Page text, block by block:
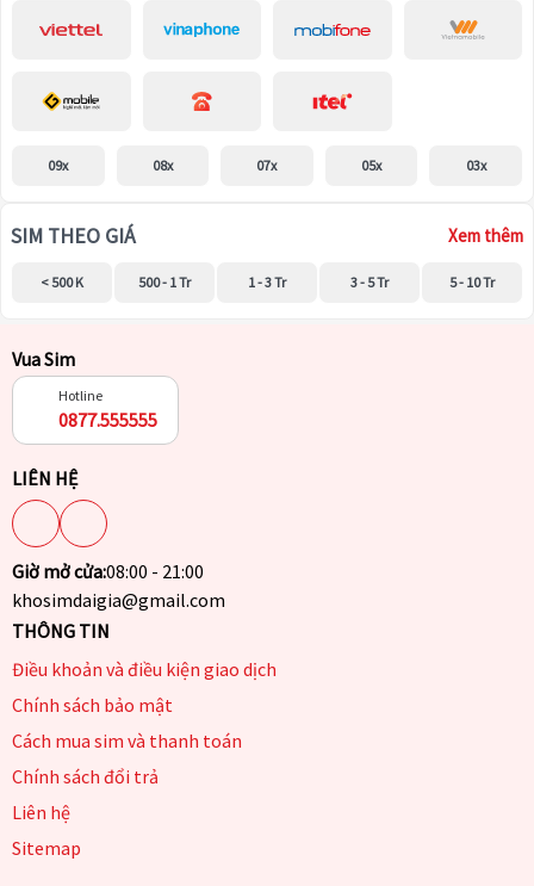
09x 08x 07x 05x 03x
SIM THEO GIÁ Xem thêm
< 500 K 500 - 1 Tr 1 - 3 Tr 3 - 5 Tr 5 - 10 Tr
Vua Sim
Hotline
0877.555555
LIÊN HỆ
Giờ mở cửa:08:00 - 21:00
khosimdaigia@gmail.com
THÔNG TIN
Điều khoản và điều kiện giao dịch
Chính sách bảo mật
Cách mua sim và thanh toán
Chính sách đổi trả
Liên hệ
Sitemap